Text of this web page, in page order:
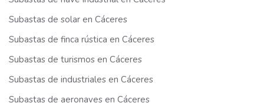
Subastas de solar en Cáceres
Subastas de finca rústica en Cáceres
Subastas de turismos en Cáceres
Subastas de industriales en Cáceres
Subastas de aeronaves en Cáceres